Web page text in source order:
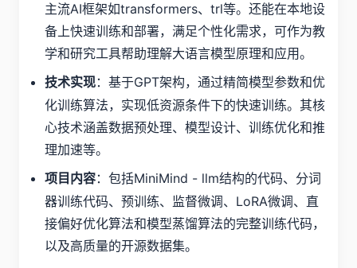
主流AI框架如transformers、trl等。还能在本地设
备上快速训练和部署，满足个性化需求，可作为教
学和研究工具帮助理解大语言模型原理和应用。
技术实现：基于GPT架构，通过精简模型参数和优
化训练算法，实现低资源条件下的快速训练。其核
心技术涵盖数据预处理、模型设计、训练优化和推
理加速等。
项目内容：包括MiniMind - llm结构的代码、分词
器训练代码、预训练、监督微调、LoRA微调、直
接偏好优化算法和模型蒸馏算法的完整训练代码，
以及高质量的开源数据集。